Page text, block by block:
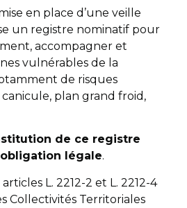
en place d’une veille
un registre nominatif pour
accompagner et
vulnérables de la
de risques
plan grand froid,
de ce registre
légale.
L. 2212-2 et L. 2212-4
Collectivités Territoriales